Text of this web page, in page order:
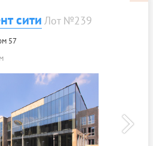
сити Лот №239
57